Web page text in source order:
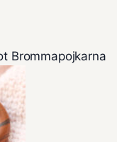
Brommapojkarna